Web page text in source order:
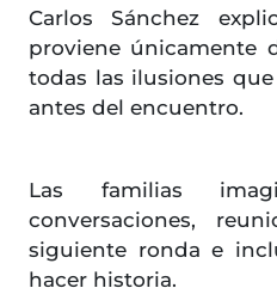
Carlos Sánchez
proviene únicamente
todas las ilusiones
antes del encuentro.
Las familias
conversaciones,
siguiente ronda e
hacer historia.